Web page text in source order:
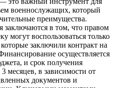
военнослужащих, который
преимущества.
заключаются в том, что правом
могут воспользоваться только
заключили контракт на
осуществляется
и срок получения
3 месяцев, в зависимости от
документов и